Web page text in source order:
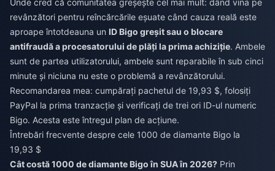
Unde cred că comunitatea greșește cel mai mult: dând vina pe
revânzători pentru reîncărcările eșuate când cauza reală este
aproape întotdeauna un ID Bigo greșit sau o blocare
antifraudă a procesatorului de plăți la prima achiziție. Ambele
sunt de partea utilizatorului, ambele sunt reparabile în sub cinci
minute și niciuna nu este o problemă a revânzătorului.
Recomandarea mea: cumpărați pachetul de 19,93 $, folosiți
PayPal la prima tranzacție și verificați de trei ori ID-ul numeric
Bigo. Acesta este întregul plan de acțiune.
Întrebări frecvente despre cele 1000 de diamante Bigo la
19,93 $
Cât costă 1000 de diamante Bigo în SUA în 2026? Prin